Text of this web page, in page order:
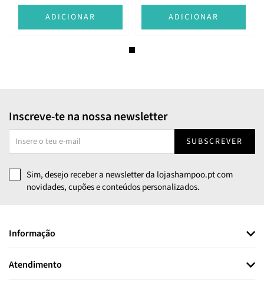
ADICIONAR ADICIONAR
Inscreve-te na nossa newsletter
SUBSCREVER
Sim, desejo receber a newsletter da lojashampoo.pt com
novidades, cupões e conteúdos personalizados.
Informação
Atendimento